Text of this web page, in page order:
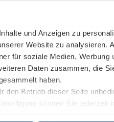
und Anzeigen zu
Website zu analysieren.
für soziale Medien, Werbung
Daten zusammen, die
haben.
den Betrieb dieser Seite
können Sie jederzeit
oder widerrufen.